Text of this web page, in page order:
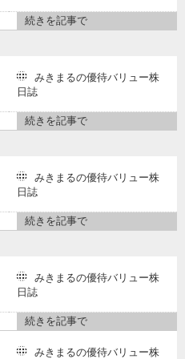
続きを記事で
みきまるの優待バリュー株
日誌
続きを記事で
みきまるの優待バリュー株
日誌
続きを記事で
みきまるの優待バリュー株
日誌
続きを記事で
みきまるの優待バリュー株